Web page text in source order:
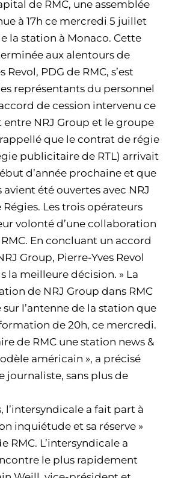
de RMC, une assemblée
à 17h ce mercredi 5 juillet
la station à Monaco. Cette
aux alentours de
Revol, PDG de RMC, s’est
représentants du personnel
de cession intervenu ce
NRJ Group et le groupe
que le contrat de régie
publicitaire de RTL) arrivait
d’année prochaine et que
été ouvertes avec NRJ
Régies. Les trois opérateurs
volonté d’une collaboration
En concluant un accord
Group, Pierre-Yves Revol
la meilleure décision. » La
de NRJ Group dans RMC
sur l’antenne de la station que
de 20h, ce mercredi.
de RMC une station news &
américain », a précisé
journaliste, sans plus de
l’intersyndicale a fait part à
inquiétude et sa réserve »
RMC. L’intersyndicale a
le plus rapidement